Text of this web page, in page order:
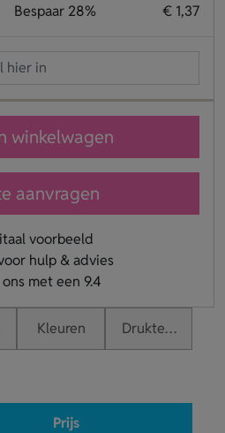
Bespaar 28% € 1,37
winkelwagen
aanvragen
voorbeeld
hulp & advies
met een 9.4
Kleuren Druktechnieken
Prijs